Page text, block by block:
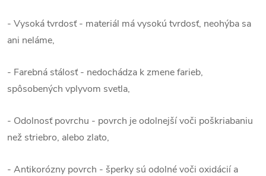
- Vysoká tvrdosť - materiál má vysokú tvrdosť, neohýba sa
ani neláme,
- Farebná stálosť - nedochádza k zmene farieb,
spôsobených vplyvom svetla,
- Odolnosť povrchu - povrch je odolnejší voči poškriabaniu
než striebro, alebo zlato,
- Antikorózny povrch - šperky sú odolné voči oxidácií a